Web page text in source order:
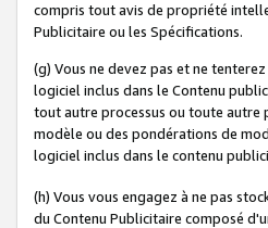
compris tout avis de propriété
Publicitaire ou les Spécifications.
(g) Vous ne devez pas et ne
logiciel inclus dans le Contenu
tout autre processus ou toute autre
modèle ou des pondérations de
logiciel inclus dans le contenu
(h) Vous vous engagez à ne pas
du Contenu Publicitaire composé